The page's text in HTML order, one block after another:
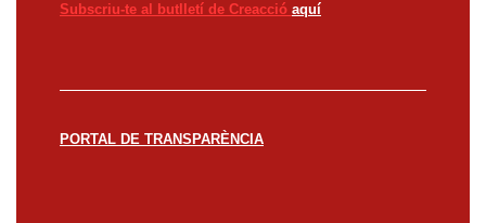
Subscriu-te al butlletí de Creacció aquí
PORTAL DE TRANSPARÈNCIA